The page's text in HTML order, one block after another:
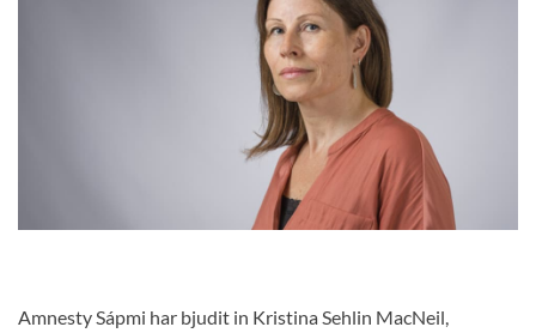
Amnesty Sápmi har bjudit in Kristina Sehlin MacNeil,